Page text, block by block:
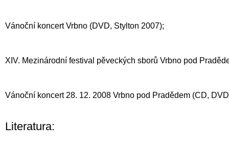
Vánoční koncert Vrbno (DVD, Stylton 2007);
XIV. Mezinárodní festival pěveckých sborů Vrbno pod
Vánoční koncert 28. 12. 2008 Vrbno pod Pradědem (CD,
Literatura: